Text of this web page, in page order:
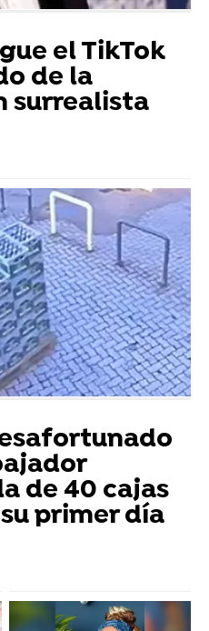
el TikTok
de la
surrealista
de 40 cajas
primer día